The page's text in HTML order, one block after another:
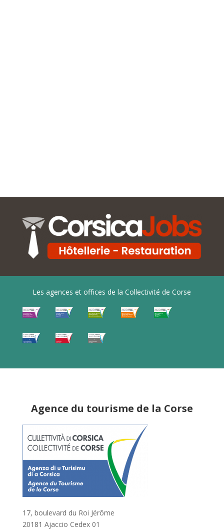
Les agences et offices de la Collectivité de Corse
Agence du tourisme de la Corse
17, boulevard du Roi Jérôme
20181 Ajaccio Cedex 01